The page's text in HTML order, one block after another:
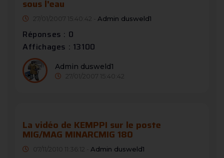
sous l'eau
27/01/2007 15:40:42 - Admin dusweld1
Réponses : 0
Affichages : 13100
Admin dusweld1
27/01/2007 15:40:42
La vidéo de KEMPPI sur le poste
MIG/MAG MINARCMIG 180
07/11/2010 11:36:12 - Admin dusweld1